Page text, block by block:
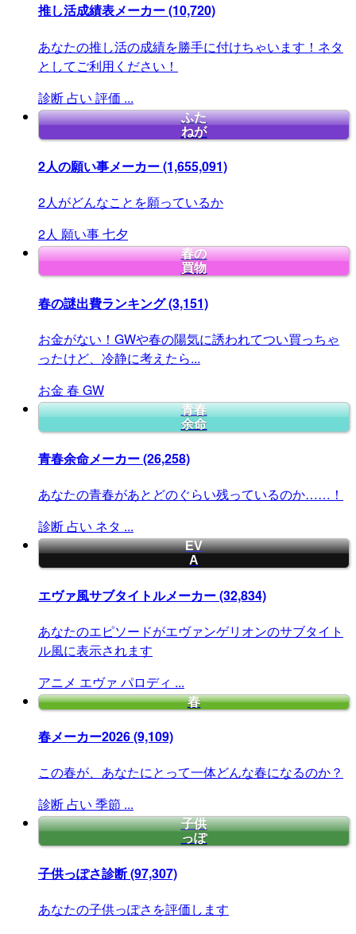
推し活成績表メーカー(10,720)
あなたの推し活の成績を勝手に付けちゃいます！ネタ
としてご利用ください！
診断 占い 評価 ...
ふた
ねが
2人の願い事メーカー(1,655,091)
2人がどんなことを願っているか
2人 願い事七夕
春の
買物
春の謎出費ランキング(3,151)
お金がない！GWや春の陽気に誘われてつい買っちゃ
ったけど、冷静に考えたら...
お金 春 GW
青春
余命
青春余命メーカー(26,258)
あなたの青春があとどのぐらい残っているのか……！
診断 占い ネタ ...
EV
A
エヴァ風サブタイトルメーカー(32,834)
あなたのエピソードがエヴァンゲリオンのサブタイト
ル風に表示されます
アニメ エヴァ パロディ ...
春
春メーカー2026(9,109)
この春が、あなたにとって一体どんな春になるのか？
診断 占い 季節 ...
子供
っぽ
子供っぽさ診断(97,307)
あなたの子供っぽさを評価します